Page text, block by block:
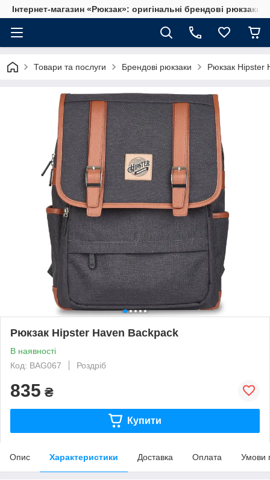
Інтернет-магазин «Рюкзак»: оригінальні брендові рюкзаки
Товари та послуги Брендові рюкзаки Рюкзак Hipster
Рюкзак Hipster Haven Backpack
В наявності
Код: BAG067
Роздріб
835 ₴
Купити
Опис Характеристики Доставка Оплата Умови